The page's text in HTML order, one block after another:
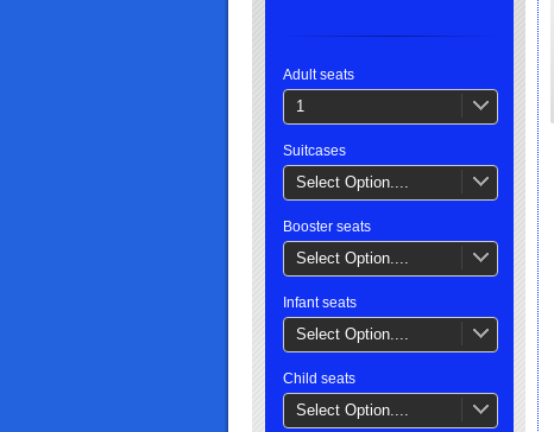
Adult seats
1
Suitcases
Select Option....
Booster seats
Select Option....
Infant seats
Select Option....
Child seats
Select Option....